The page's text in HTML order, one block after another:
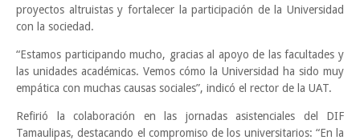
proyectos altruistas y fortalecer la participación de la Universidad
con la sociedad.
“Estamos participando mucho, gracias al apoyo de las facultades y
las unidades académicas. Vemos cómo la Universidad ha sido muy
empática con muchas causas sociales”, indicó el rector de la UAT.
Refirió la colaboración en las jornadas asistenciales del DIF
Tamaulipas, destacando el compromiso de los universitarios: “En la